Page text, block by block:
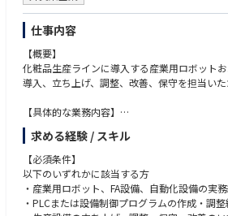
仕事内容
【概要】
化粧品生産ラインに導入する産業用ロボットお
導入、立ち上げ、調整、改善、保守を担当いた
【具体的な業務内容】
・産業用ロボットを活用した生産ラインの自動
・双腕ロボットおよび周辺設備の立ち上げ・テ
・PLC、HMI、サーボモーター、インバータ、
・ロボット制御プログラムおよび設備制御プロ
・自動ピッキング、不良品自動判定、画像処理
・生産設備の不具合解析、トラブルシューテ
求める経験 / スキル
【必須条件】
以下のいずれかに該当する方
・産業用ロボット、FA設備、自動化設備の実
・PLCまたは設備制御プログラムの作成・調